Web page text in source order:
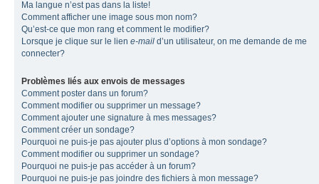
Ma langue n’est pas dans la liste!
Comment afficher une image sous mon nom?
Qu’est-ce que mon rang et comment le modifier?
Lorsque je clique sur le lien e-mail d’un utilisateur, on me demande de me
connecter?
Problèmes liés aux envois de messages
Comment poster dans un forum?
Comment modifier ou supprimer un message?
Comment ajouter une signature à mes messages?
Comment créer un sondage?
Pourquoi ne puis-je pas ajouter plus d’options à mon sondage?
Comment modifier ou supprimer un sondage?
Pourquoi ne puis-je pas accéder à un forum?
Pourquoi ne puis-je pas joindre des fichiers à mon message?